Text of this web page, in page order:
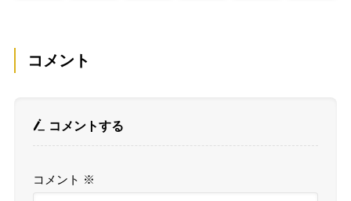
コメント
コメントする
コメント ※